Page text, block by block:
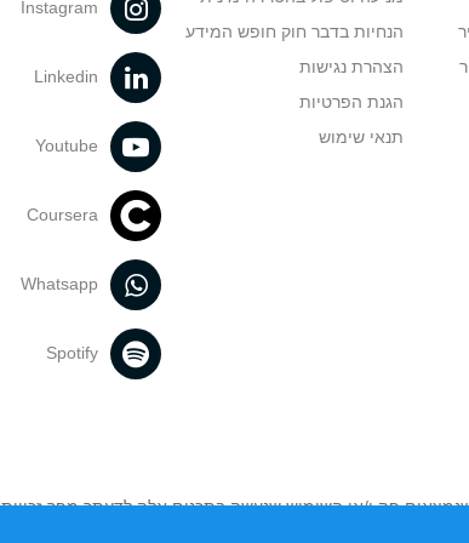
פעמים בכל סמסטר ויוקדשו
הנחיות בדבר חוק חופש המידע
הצהרת נגישות
הגנת הפרטיות
תנאי שימוש
Instagram
Linkedin
Youtube
Coursera
Whatsapp
Spotify
שנמצאים פה ו/או השימוש שנעשה בתכנים אלה לדעתך מפר זכויות